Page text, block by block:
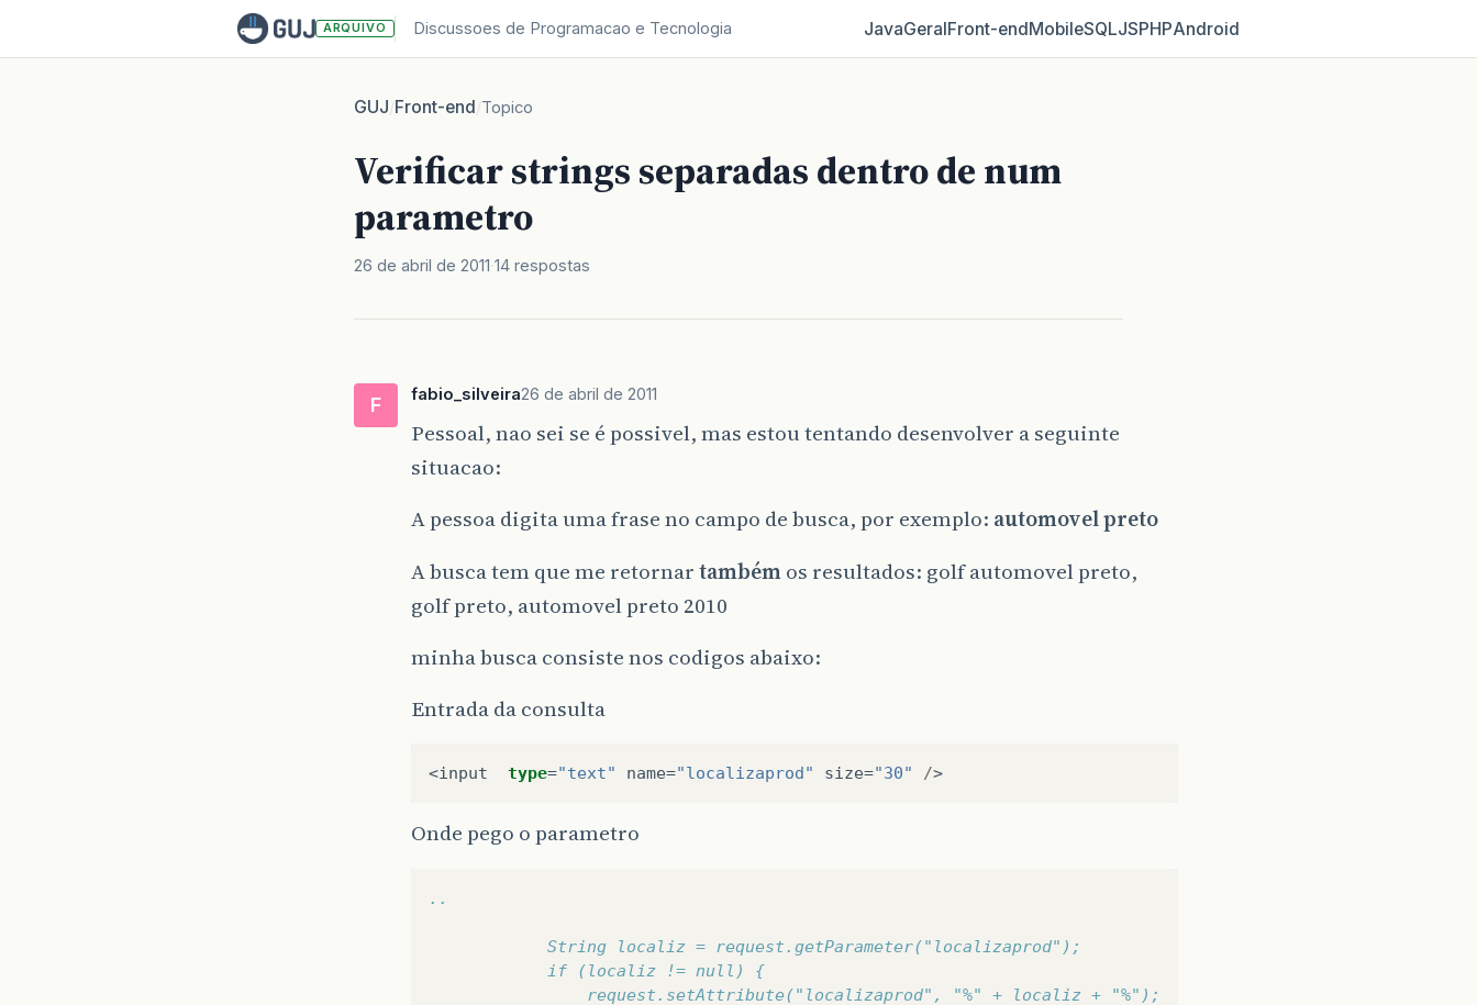
ARQUIVO Discussoes de Programacao e Tecnologia JavaGeralFront‑endMobileSQLJSPHPAndroid
GUJ/Front-end/Topico
Verificar strings separadas dentro de num
parametro
26 de abril de 2011 14 respostas
F fabio_silveira26 de abril de 2011
Pessoal, nao sei se é possivel, mas estou tentando desenvolver a seguinte
situacao:
A pessoa digita uma frase no campo de busca, por exemplo: automovel preto
A busca tem que me retornartambémos resultados: golf automovel preto,
golf preto, automovel preto 2010
minha busca consiste nos codigos abaixo:
Entrada da consulta
<input type="text" name="localizaprod" size="30" />
Onde pego o parametro
..
            String localiz = request.getParameter("localizaprod");
            if (localiz != null) {
                request.setAttribute("localizaprod", "%" + localiz + "%");